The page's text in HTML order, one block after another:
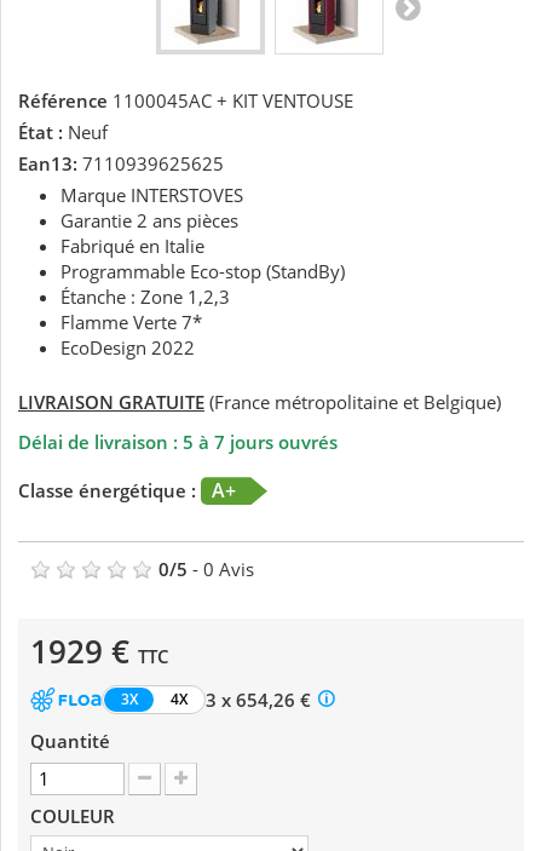
Référence 1100045AC + KIT VENTOUSE
État : Neuf
Ean13: 7110939625625
Marque INTERSTOVES
Garantie 2 ans pièces
Fabriqué en Italie
Programmable Eco-stop (StandBy)
Étanche : Zone 1,2,3
Flamme Verte 7*
EcoDesign 2022
LIVRAISON GRATUITE (France métropolitaine et Belgique)
Délai de livraison : 5 à 7 jours ouvrés
Classe énergétique :
A+
0/5 - 0 Avis
1929 € TTC
3X 4X
3 x 654,26 €
Quantité
COULEUR